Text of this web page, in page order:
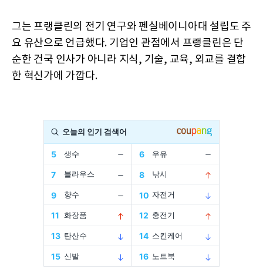
그는 프랭클린의 전기 연구와 펜실베이니아대 설립도 주
요 유산으로 언급했다. 기업인 관점에서 프랭클린은 단
순한 건국 인사가 아니라 지식, 기술, 교육, 외교를 결합
한 혁신가에 가깝다.